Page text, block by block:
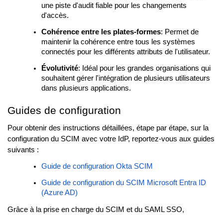
une piste d'audit fiable pour les changements
d'accès.
Cohérence entre les plates-formes: Permet de
maintenir la cohérence entre tous les systèmes
connectés pour les différents attributs de l'utilisateur.
Évolutivité: Idéal pour les grandes organisations qui
souhaitent gérer l'intégration de plusieurs utilisateurs
dans plusieurs applications.
Guides de configuration
Pour obtenir des instructions détaillées, étape par étape, sur la
configuration du SCIM avec votre IdP, reportez-vous aux guides
suivants :
Guide de configuration Okta SCIM
Guide de configuration du SCIM Microsoft Entra ID
(Azure AD)
Grâce à la prise en charge du SCIM et du SAML SSO,